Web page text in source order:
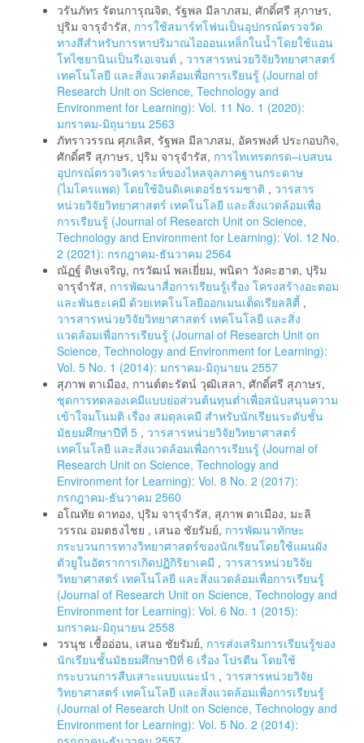
วรันภัทร รัตนการุณจิต, รัฐพล มีลาภสม, ศักดิ์ศรี สุภาษร,
ปุริม จารุจำรัส, การใช้สมาร์ทโฟนเป็นอุปกรณ์ตรวจวัด
ทางสีสำหรับการหาปริมาณไอออนเหล็กในน้ำโดยใช้แอน
โทไซยานินเป็นรีเอเจนต์ , วารสารหน่วยวิจัยวิทยาศาสตร์
เทคโนโลยี และสิ่งแวดล้อมเพื่อการเรียนรู้ (Journal of
Research Unit on Science, Technology and
Environment for Learning): Vol. 11 No. 1 (2020):
มกราคม-มิถุนายน 2563
ภัทราวรรณ ศุภเลิศ, รัฐพล มีลาภสม, อัครพงศ์ ประกอบกิจ,
ศักดิ์ศรี สุภาษร, ปุริม จารุจำรัส, การไทเทรตกรด–เบสบน
อุปกรณ์ตรวจวิเคราะห์ของไหลจุลภาคฐานกระดาษ
(ไมโครแพด) โดยใช้อินดิเคเตอร์ธรรมชาติ , วารสาร
หน่วยวิจัยวิทยาศาสตร์ เทคโนโลยี และสิ่งแวดล้อมเพื่อ
การเรียนรู้ (Journal of Research Unit on Science,
Technology and Environment for Learning): Vol. 12 No.
2 (2021): กรกฎาคม-ธันวาคม 2564
ณัฏฐ์ ดิษเจริญ, กรวัฒน์ พลเยี่ยม, พนิดา วังคะฮาต, ปุริม
จารุจำรัส, การพัฒนาสื่อการเรียนรู้เรื่อง โครงสร้างอะตอม
และพันธะเคมี ด้วยเทคโนโลยีออกเมนเต็ดเรียลลิตี้ ,
วารสารหน่วยวิจัยวิทยาศาสตร์ เทคโนโลยี และสิ่ง
แวดล้อมเพื่อการเรียนรู้ (Journal of Research Unit on
Science, Technology and Environment for Learning):
Vol. 5 No. 1 (2014): มกราคม-มิถุนายน 2557
สุภาพ ตาเมือง, กานต์ตะรัตน์ วุฒิเสลา, ศักดิ์ศรี สุภาษร,
ชุดการทดลองเคมีแบบย่อส่วนต้นทุนต่ำเพื่อสนับสนุนความ
เข้าใจมโนมติ เรื่อง สมดุลเคมี สำหรับนักเรียนระดับชั้น
มัธยมศึกษาปีที่ 5 , วารสารหน่วยวิจัยวิทยาศาสตร์
เทคโนโลยี และสิ่งแวดล้อมเพื่อการเรียนรู้ (Journal of
Research Unit on Science, Technology and
Environment for Learning): Vol. 8 No. 2 (2017):
กรกฎาคม-ธันวาคม 2560
อโณทัย ดาทอง, ปุริม จารุจำรัส, สุภาพ ตาเมือง, มะลิ
วรรณ อมตธงไชย , เสนอ ชัยรัมย์, การพัฒนาทักษะ
กระบวนการทางวิทยาศาสตร์ของนักเรียนโดยใช้แผนผัง
ตัวยูในอัตราการเกิดปฏิกิริยาเคมี , วารสารหน่วยวิจัย
วิทยาศาสตร์ เทคโนโลยี และสิ่งแวดล้อมเพื่อการเรียนรู้
(Journal of Research Unit on Science, Technology and
Environment for Learning): Vol. 6 No. 1 (2015):
มกราคม-มิถุนายน 2558
วรนุช เชื้ออ่อน, เสนอ ชัยรัมย์, การส่งเสริมการเรียนรู้ของ
นักเรียนชั้นมัธยมศึกษาปีที่ 6 เรื่อง โปรตีน โดยใช้
กระบวนการสืบเสาะแบบแนะนำ , วารสารหน่วยวิจัย
วิทยาศาสตร์ เทคโนโลยี และสิ่งแวดล้อมเพื่อการเรียนรู้
(Journal of Research Unit on Science, Technology and
Environment for Learning): Vol. 5 No. 2 (2014):